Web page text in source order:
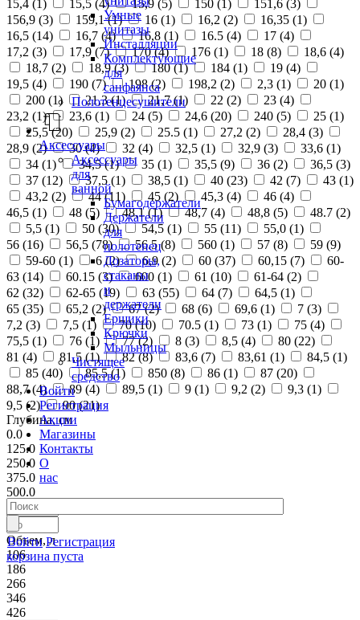
Умные
унитазы
Инсталляции
Комплектующие
для
санфаянса
Полотенцесушители
Аксессуары
Аксессуары
для
ванной
Бумагодержатели
Держатели
для
полотенец
Дозаторы,
стаканы
и
держатели
Ершики
Крючки
Мыльницы
Чистящее
средство
Войти
Регистрация
Акции
Магазины
Контакты
О
нас
Войти Регистрация
корзина пуста
15,4 (1 ) 15,5 (4) 15,9 (5) 150 (1 ) 151,6 (3)
156,9 (3) 159,1 (1) 16 (1) 16,2 (2) 16,35 (1)
16,5 (14) 16,7 (4) 16,8 (1) 16.5 (4) 17 (4)
17,2 (3) 17,9 (7) 170 (4) 176 (1) 18 (8) 18,6 (4)
18,7 (2) 18,9 (3) 180 (1) 184 (1) 19 (4)
19,5 (4) 190 (7) 198 (2) 198,2 (2) 2,3 (1) 20 (1)
200 (1) 21,3 (1) 21,7 (1) 22 (2) 23 (4)
23,2 (1) 23,6 (1) 24 (5) 24,6 (20) 240 (5) 25 (1)
25,5 (20) 25,9 (2) 25.5 (1) 27,2 (2) 28,4 (3)
28,9 (2) 30 (4) 32 (4) 32,5 (1) 32,9 (3) 33,6 (1)
34 (1) 34,5 (1) 35 (1) 35,5 (9) 36 (2) 36,5 (3)
37 (12) 37,5 (1) 38,5 (1) 40 (23) 42 (7) 43 (1)
43,2 (2) 44 (11) 45 (2) 45,3 (4) 46 (4)
46,5 (1) 48 (5) 48,1 (1) 48,7 (4) 48,8 (5) 48.7 (2)
5,5 (1) 50 (30) 54,5 (1) 55 (11) 55,0 (1)
56 (16) 56,5 (78) 56.5 (8) 560 (1) 57 (8) 59 (9)
59-60 (1) 6 (2) 6,9 (2) 60 (37) 60,15 (7)
60-
63 (14) 60.15 (3) 600 (1) 61 (10) 61-64 (2)
62 (32) 62-65 (19) 63 (55) 64 (7) 64,5 (1)
65 (35) 65,2 (2) 67 (2) 68 (6) 69,6 (1) 7 (3)
7,2 (3) 7,5 (1) 70 (10) 70.5 (1) 73 (1) 75 (4)
75,5 (1) 76 (1) 77 (2) 8 (3) 8,5 (4) 80 (22)
81 (4) 81,5 (1) 82 (8) 83,6 (7) 83,61 (1) 84,5 (1)
85 (40) 85,5 (1) 850 (8) 86 (1) 87 (20)
88,7 (4) 89 (4) 89,5 (1) 9 (1) 9,2 (2) 9,3 (1)
9,5 (2) 90 (21)
Глубина, см
0.0
125.0
250.0
375.0
500.0
Объем, л
106
186
266
346
426